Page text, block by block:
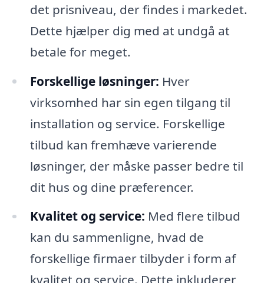
det prisniveau, der findes i markedet.
Dette hjælper dig med at undgå at
betale for meget.
Forskellige løsninger: Hver
virksomhed har sin egen tilgang til
installation og service. Forskellige
tilbud kan fremhæve varierende
løsninger, der måske passer bedre til
dit hus og dine præferencer.
Kvalitet og service: Med flere tilbud
kan du sammenligne, hvad de
forskellige firmaer tilbyder i form af